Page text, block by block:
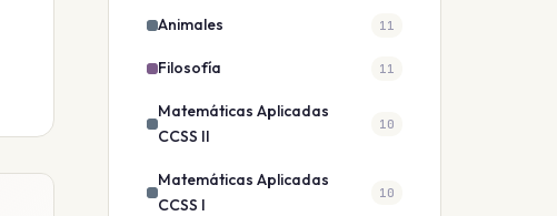
Animales 11
Filosofía 11
Matemáticas Aplicadas
CCSS II
10
Matemáticas Aplicadas
CCSS I
10